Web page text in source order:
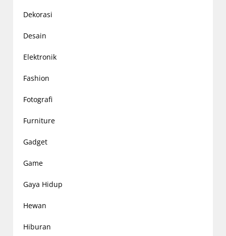
Dekorasi
Desain
Elektronik
Fashion
Fotografi
Furniture
Gadget
Game
Gaya Hidup
Hewan
Hiburan